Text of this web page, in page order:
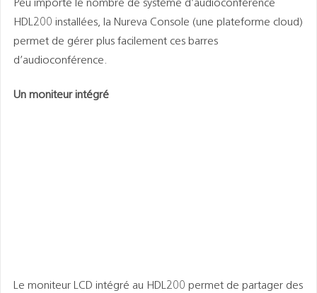
Peu importe le nombre de système d’audioconférence
HDL200 installées, la Nureva Console (une plateforme cloud)
permet de gérer plus facilement ces barres
d’audioconférence.
Un moniteur intégré
Le moniteur LCD intégré au HDL200 permet de partager des